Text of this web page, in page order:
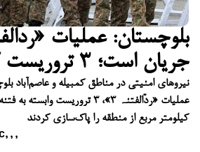
جریان است؛ ۳ تروریست کشته شدند
نیروهای امنیتی در مناطق کمبیله و عاصم‌آباد
کیلومتر مربع از منطقه را پاک‌سازی کردند
, , ,